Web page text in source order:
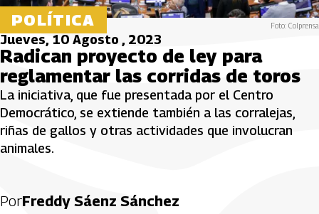
POLÍTICA Foto: Colprensa
Jueves, 10 Agosto , 2023
Radican proyecto de ley para
reglamentar las corridas de toros
La iniciativa, que fue presentada por el Centro
Democrático, se extiende también a las corralejas,
riñas de gallos y otras actividades que involucran
animales.
PorFreddy Sáenz Sánchez